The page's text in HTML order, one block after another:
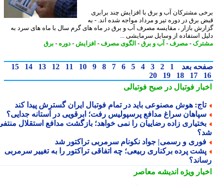
مشترکان آب و برق با افزایش چند برابری
برق در دوره تیر و مرداد مواجه شده اند. - به
بازار ، مقایسه مصرف آب و برق در ماه های گرم سال با ماه های سرد به
استفاده از وسایل سرمایشی ...
- مصرف- آب و برق - الگوی مصرف- افزایش -دوره-برق
بعد 1
2
3
4
5
6
7
8
9
10
11
12
13
14
15
17
18
19
20
فوتبال در صبح فوتبالی
هوش مصنوعی باید در تمام فوتبال ایران گسترش پیدا کند
سراغ مدافع پرسپولیس رفت؛ ابرقویی در آستانه جدایی؟
زاده رضاییان را نمی خواهد؛ بازگشت مدافع استقلال منتفی
و رسمی| جواد نکونام سرمربی تراکتور شد
پرده برکناری ربیعی؛ چه اتفاقی تراکتور را به تغییر سرمربی
ویژهاندیشه معاصر